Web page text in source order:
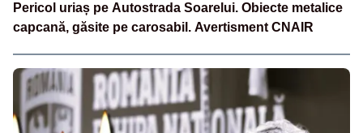
Pericol uriaș pe Autostrada Soarelui. Obiecte metalice
capcană, găsite pe carosabil. Avertisment CNAIR